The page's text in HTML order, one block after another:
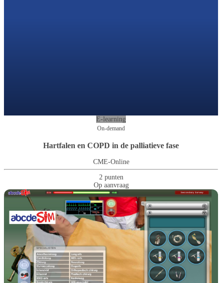
E-learning
On-demand
Hartfalen en COPD in de palliatieve fase
CME-Online
2 punten
Op aanvraag